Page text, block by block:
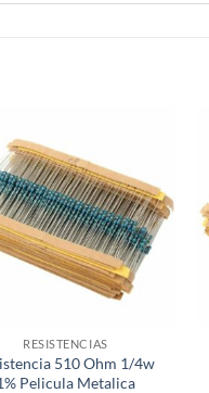
RESISTENCIAS
510 Ohm 1/4w
Pelicula Metalica